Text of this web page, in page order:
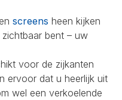
screens heen kijken
bent – uw
voor de zijkanten
ervoor dat u heerlijk uit
wel een verkoelende